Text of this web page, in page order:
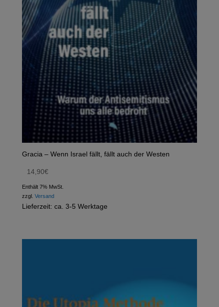
Gracia – Wenn Israel fällt, fällt auch der Westen
14,90€
Enthält 7% MwSt.
zzgl. Versand
Lieferzeit: ca. 3-5 Werktage